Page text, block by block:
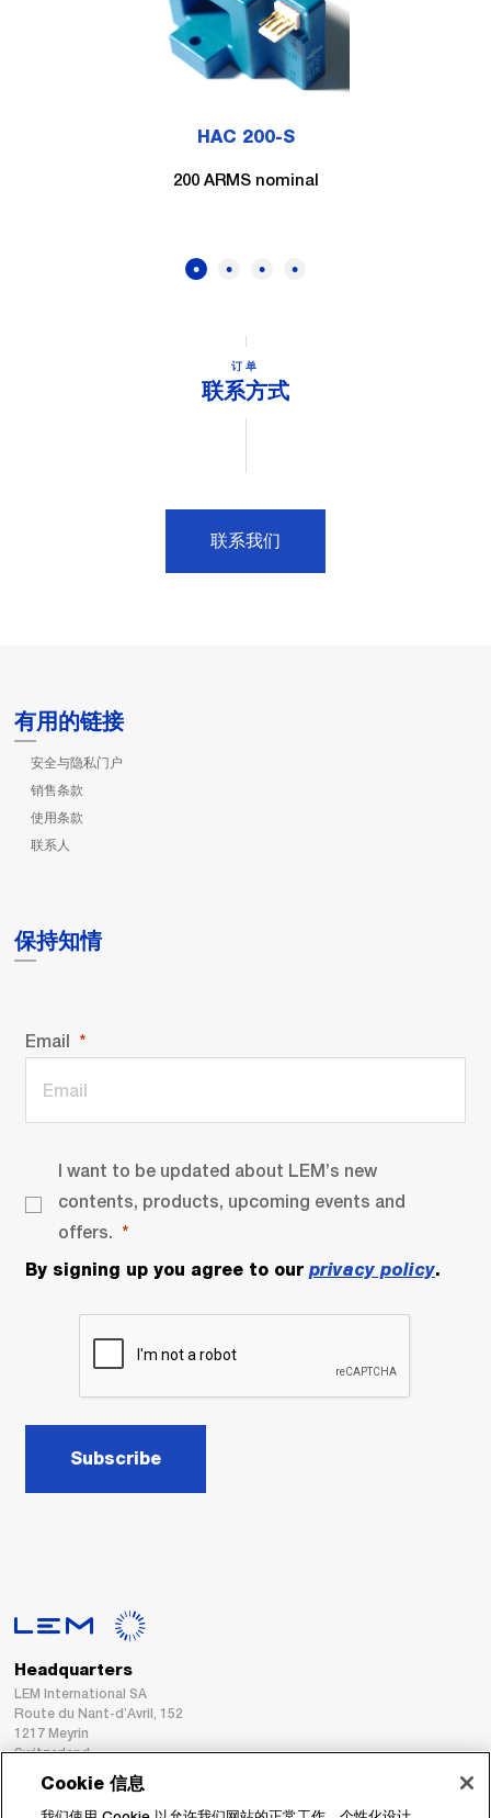
HAC 200-S
200 ARMS nominal
订单
联系方式
联系我们
有用的链接
安全与隐私门户
销售条款
使用条款
联系人
保持知情
Email
I want to be updated about LEM’s new
contents, products, upcoming events and
offers.
By signing up you agree to our privacy policy.
Subscribe
Headquarters
LEM International SA
Route du Nant-d’Avril, 152
1217 Meyrin
Switzerland
Cookie 信息